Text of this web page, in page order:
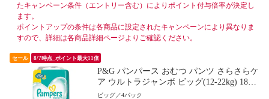
たキャンペーン条件（エントリー含む）によりポイント付与倍率が決定し
ます。
ポイントアップの条件は各商品に設定されたキャンペーンにより異なりま
すので、詳細は各商品詳細ページよりご確認ください。
セール 8/7時点_ポイント最大11倍
P&G パンパース おむつ パンツ さらさらケ
ア ウルトラジャンボ ビッグ(12-22kg) 184
枚(46枚×4パック) 4987176207135
ビッグ／4パック